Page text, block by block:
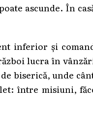
ascunde. În
inferior și
lucra în
biserică, unde
între misiuni,